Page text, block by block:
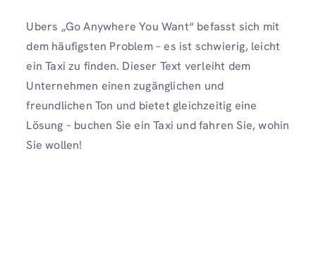
Ubers „Go Anywhere You Want“ befasst sich mit
dem häufigsten Problem – es ist schwierig, leicht
ein Taxi zu finden. Dieser Text verleiht dem
Unternehmen einen zugänglichen und
freundlichen Ton und bietet gleichzeitig eine
Lösung – buchen Sie ein Taxi und fahren Sie, wohin
Sie wollen!